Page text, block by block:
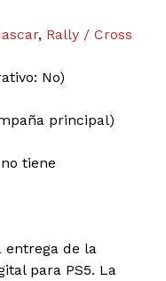
, Rally / Cross
No)
principal)
tiene
entrega de la
para PS5. La